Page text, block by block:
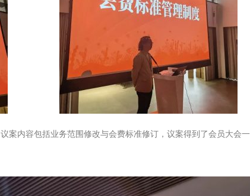
案内容包括业务范围修改与会费标准修订，议案得到了会员大会一